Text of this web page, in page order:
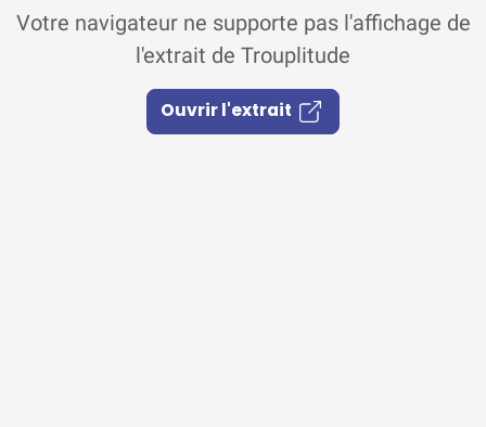
Votre navigateur ne supporte pas l'affichage de
l'extrait de Trouplitude
Ouvrir l'extrait